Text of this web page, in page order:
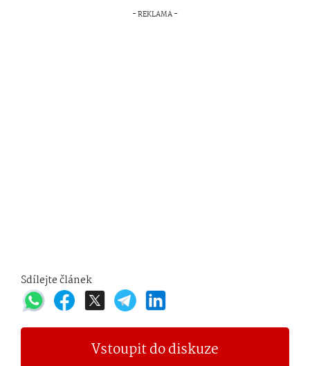
Sdílejte článek
Vstoupit do diskuze